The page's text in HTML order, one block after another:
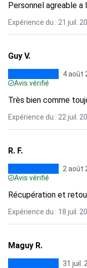
Personnel agreable
Expérience du : 21 juil.
Guy V.
4 août
Avis vérifié
Très bien comme
Expérience du : 22 juil.
R. F.
2 août
Avis vérifié
Récupération et
Expérience du : 18 juil.
Maguy R.
31 juil.